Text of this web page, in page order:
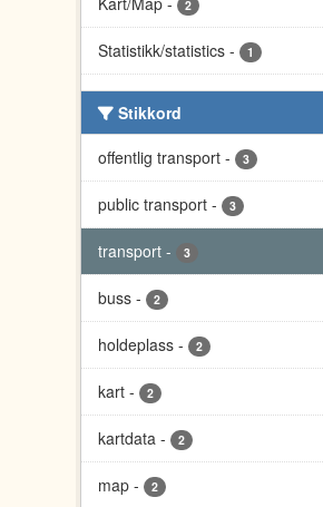
2
Statistikk/statistics - 1
Stikkord
offentlig transport - 3
public transport - 3
transport - 3
buss - 2
holdeplass - 2
kart - 2
kartdata - 2
map - 2